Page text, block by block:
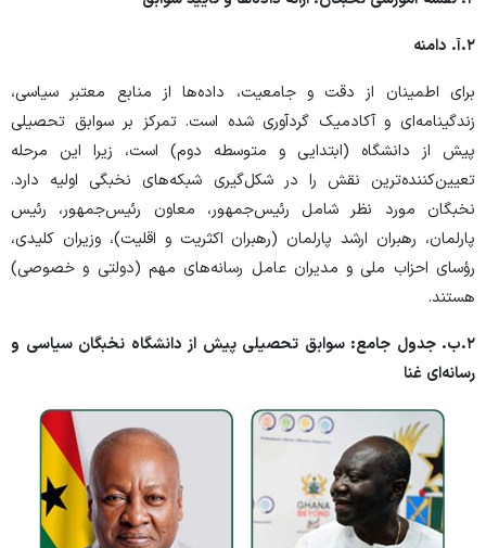
۲. آ. دامنه
برای اطمینان از دقت و جامعیت، داده‌ها از منابع معتبر سیاسی،
زندگینامه‌ای و آکادمیک گردآوری شده است. تمرکز بر سوابق تحصیلی
پیش از دانشگاه (ابتدایی و متوسطه دوم) است، زیرا این مرحله
تعیین‌کننده‌ترین نقش را در شکل‌گیری شبکه‌های نخبگی اولیه دارد.
نخبگان مورد نظر شامل رئیس‌جمهور، معاون رئیس‌جمهور، رئیس
پارلمان، رهبران ارشد پارلمان (رهبران اکثریت و اقلیت)، وزیران کلیدی،
رؤسای احزاب ملی و مدیران عامل رسانه‌های مهم (دولتی و خصوصی)
هستند.
۲. ب. جدول جامع: سوابق تحصیلی پیش از دانشگاه نخبگان سیاسی و
رسانه‌ای غنا